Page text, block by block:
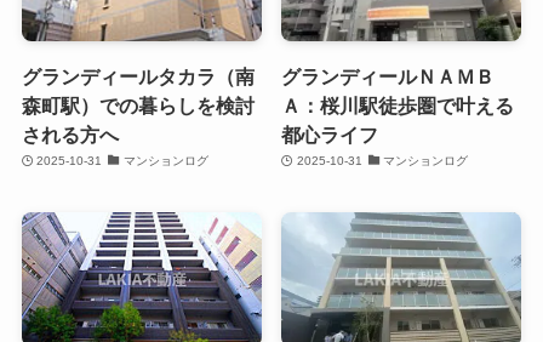
グランディールタカラ（南
森町駅）での暮らしを検討
される方へ
2025-10-31 マンションログ
グランディールＮＡＭＢ
Ａ：桜川駅徒歩圏で叶える
都心ライフ
2025-10-31 マンションログ